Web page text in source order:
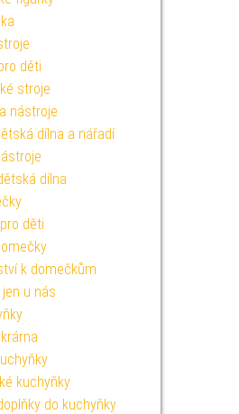
děti
stroje
nástroje
dílna a nářadí
dílna
děti
k domečkům
u nás
kuchyňky
do kuchyňky